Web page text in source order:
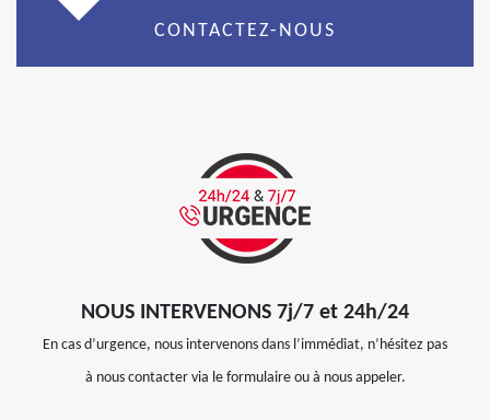
CONTACTEZ-NOUS
NOUS INTERVENONS 7j/7 et 24h/24
En cas d’urgence, nous intervenons dans l’immédiat, n’hésitez pas
à nous contacter via le formulaire ou à nous appeler.